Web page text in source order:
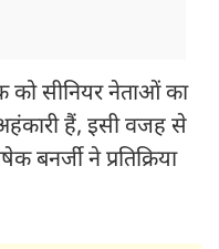
को सीनियर नेताओं का
हैं, इसी वजह से
बनर्जी ने प्रतिक्रिया